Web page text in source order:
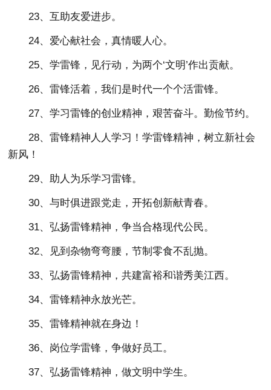
23、互助友爱进步。
24、爱心献社会，真情暖人心。
25、学雷锋，见行动，为两个‘文明’作出贡献。
26、雷锋活着，我们是时代一个个活雷锋。
27、学习雷锋的创业精神，艰苦奋斗。勤俭节约。
28、雷锋精神人人学习！学雷锋精神，树立新社会
新风！
29、助人为乐学习雷锋。
30、与时俱进跟党走，开拓创新献青春。
31、弘扬雷锋精神，争当合格现代公民。
32、见到杂物弯弯腰，节制零食不乱抛。
33、弘扬雷锋精神，共建富裕和谐秀美江西。
34、雷锋精神永放光芒。
35、雷锋精神就在身边！
36、岗位学雷锋，争做好员工。
37、弘扬雷锋精神，做文明中学生。